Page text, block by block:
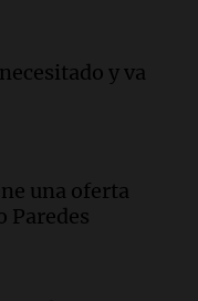
Aires
700.000
y va
una oferta
Paredes